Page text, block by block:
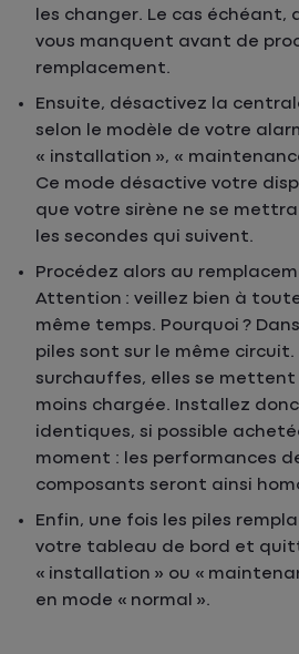
les changer. Le cas échéant,
vous manquent avant de
remplacement.
Ensuite, désactivez la
selon le modèle de votre
« installation », «
Ce mode désactive votre
que votre sirène ne se
les secondes qui suivent.
Procédez alors au
Attention : veillez bien à
même temps. Pourquoi ?
piles sont sur le même circuit.
surchauffes, elles se mettent
moins chargée. Installez
identiques, si possible
moment : les performances
composants seront ainsi
Enfin, une fois les piles
votre tableau de bord et
« installation » ou «
en mode « normal ».